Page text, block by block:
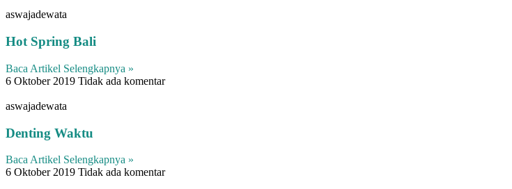
aswajadewata
Hot Spring Bali
Baca Artikel Selengkapnya »
6 Oktober 2019 Tidak ada komentar
aswajadewata
Denting Waktu
Baca Artikel Selengkapnya »
6 Oktober 2019 Tidak ada komentar